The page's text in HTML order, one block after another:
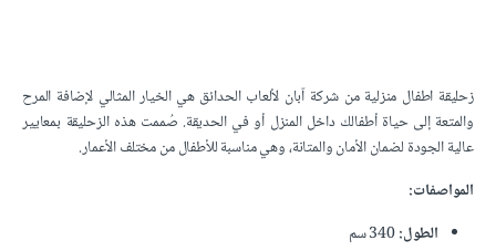
زحليقة اطفال منزلية​ من شركة آبان لألعاب الحدائق هي الخيار المثالي لإضافة المرح
والمتعة إلى حياة أطفالك داخل المنزل أو في الحديقة. صُممت هذه الزحليقة بمعايير
عالية الجودة لضمان الأمان والمتانة، وهي مناسبة للأطفال من مختلف الأعمار.
المواصفات:
الطول:340 سم